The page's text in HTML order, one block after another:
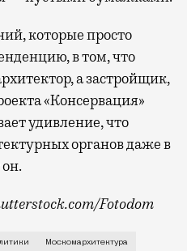
которые просто
в том, что
а застройщик,
«Консервация»
удивление, что
органов даже в
Fotodom
правительства,
Москомархитектура